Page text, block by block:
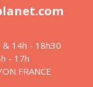
& 14h - 18h30
- 17h
FRANCE